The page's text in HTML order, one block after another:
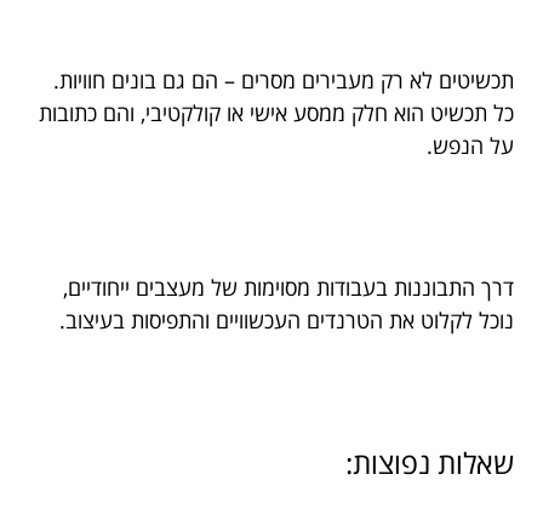
תכשיטים לא רק מעבירים מסרים – הם גם בונים חוויות.
כל תכשיט הוא חלק ממסע אישי או קולקטיבי, והם כתובות
על הנפש.
דרך התבוננות בעבודות מסוימות של מעצבים ייחודיים,
נוכל לקלוט את הטרנדים העכשוויים והתפיסות בעיצוב.
שאלות נפוצות: